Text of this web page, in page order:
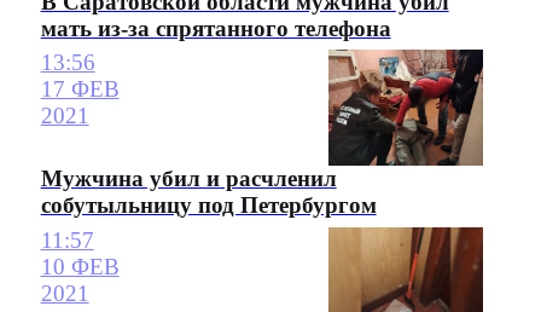
мать из-за спрятанного телефона
13:56
17 ФЕВ
2021
Мужчина убил и расчленил
собутыльницу под Петербургом
11:57
10 ФЕВ
2021